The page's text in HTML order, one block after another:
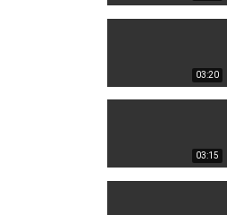
03:20
03:15